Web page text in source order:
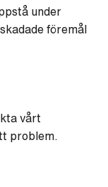
under
föremål
vårt
problem.